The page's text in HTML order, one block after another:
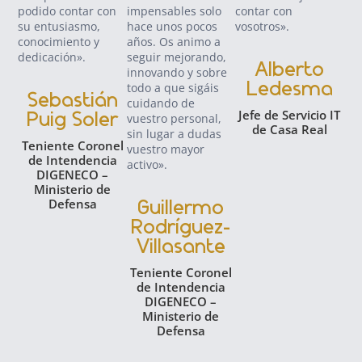
podido contar con
su entusiasmo,
conocimiento y
dedicación».
Sebastián
Puig Soler
Teniente Coronel
de Intendencia
DIGENECO –
Ministerio de
Defensa
impensables solo
hace unos pocos
años. Os animo a
seguir mejorando,
innovando y sobre
todo a que sigáis
cuidando de
vuestro personal,
sin lugar a dudas
vuestro mayor
activo».
Guillermo
Rodríguez-
Villasante
Teniente Coronel
de Intendencia
DIGENECO –
Ministerio de
Defensa
contar con
vosotros».
Alberto
Ledesma
Jefe de Servicio IT
de Casa Real